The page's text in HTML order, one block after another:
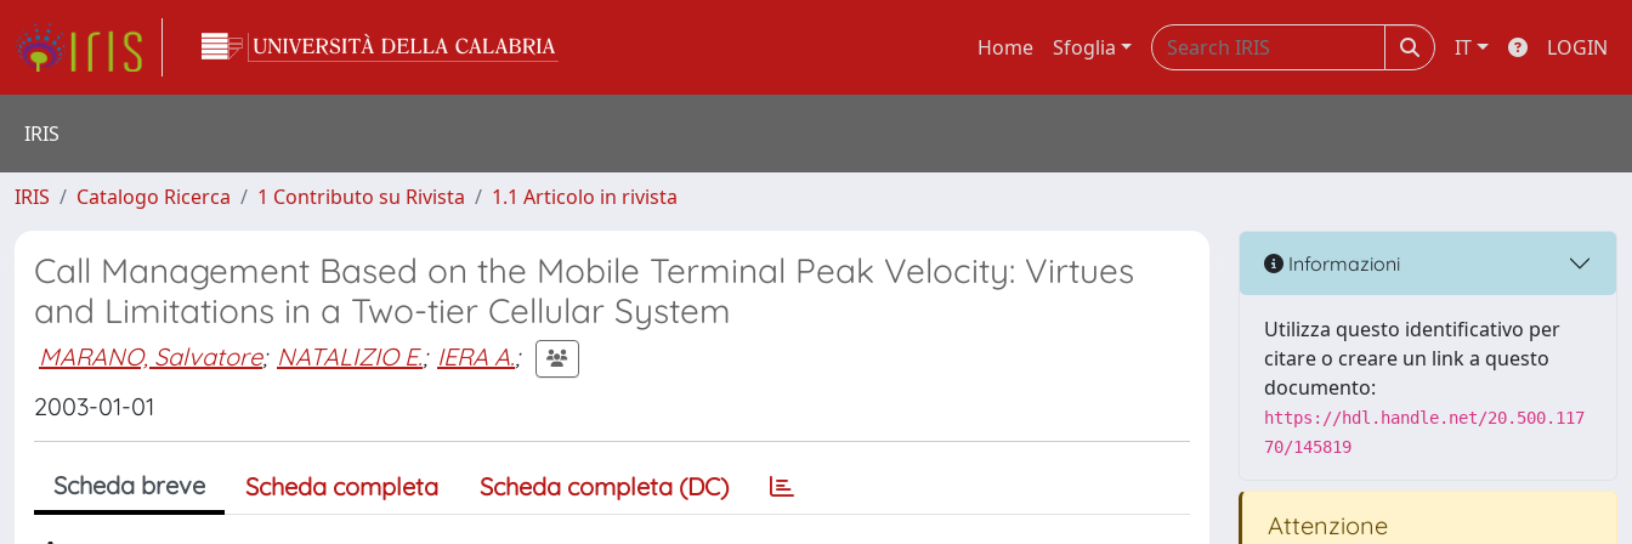
Home Sfoglia IT LOGIN
IRIS
IRIS Catalogo Ricerca 1 Contributo su Rivista 1.1 Articolo in rivista
Call Management Based on the Mobile Terminal Peak Velocity: Virtues
and Limitations in a Two-tier Cellular System
MARANO, Salvatore; NATALIZIO E.; IERA A.;
2003-01-01
Scheda breve Scheda completa Scheda completa (DC)
Informazioni
Utilizza questo identificativo per
citare o creare un link a questo
documento:
https://hdl.handle.net/20.500.117
70/145819
Attenzione